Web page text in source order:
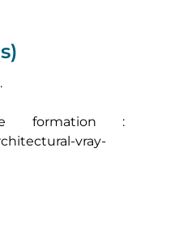
formation :
vray-